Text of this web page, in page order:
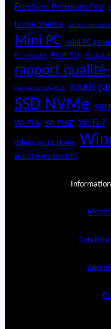
FreeSync Premium Pro
home cinéma laptop
Mini PC mini PC
PC compact PCIe 5.0 PC
rapport
rétroéclairage RGB souris
SSD NVMe SSD
Wi-Fi 6 Wi-Fi 6E Wi-Fi 7
Windows 11 Home
écouteurs sans fil